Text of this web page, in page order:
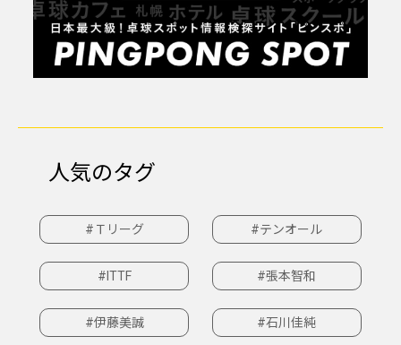
人気のタグ
#Ｔリーグ #テンオール
#ITTF #張本智和
#伊藤美誠 #石川佳純